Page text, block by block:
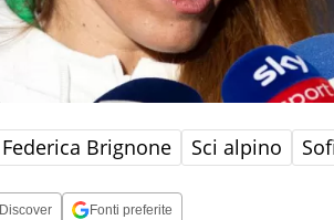
Federica Brignone Sci alpino
Fonti preferite